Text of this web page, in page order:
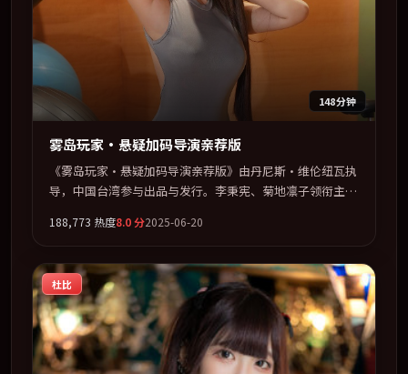
148分钟
雾岛玩家·悬疑加码导演亲荐版
《雾岛玩家·悬疑加码导演亲荐版》由丹尼斯·维伦纽瓦执
导，中国台湾参与出品与发行。李秉宪、菊地凛子领衔主
之间反复拉扯。全片以「传记」类型为骨架，在叙事、表演
台同步亮相，2025 年度话题片中口碑稳健，适合喜欢强情
节与人物弧光的观众完整观看。
188,773 热度8.0分2025-06-20
杜比